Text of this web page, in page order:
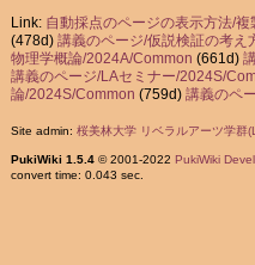
Link: 自動採点のページの表示方法/複
(478d) 講義のページ/仮説検証の考え
物理学概論/2024A/Common (661d)
講義のページ/LAセミナー/2024S/
論/2024S/Common (759d) 講義のペ
Site admin: 桜美林大学 リベラルアーツ学群
PukiWiki 1.5.4© 2001-2022 PukiWiki
convert time: 0.043 sec.